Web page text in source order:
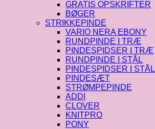
GRATIS OPSKRIFTER
BØGER
STRIKKEPINDE
VARIO NERA EBONY
RUNDPINDE I TRÆ
PINDESPIDSER I TRÆ
RUNDPINDE I STÅL
PINDESPIDSER I STÅL
PINDESÆT
STRØMPEPINDE
ADDI
CLOVER
KNITPRO
PONY